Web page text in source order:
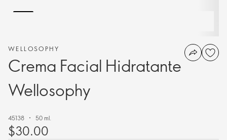
WELLOSOPHY
Crema Facial Hidratante
Wellosophy
45138 50 ml.
$30.00